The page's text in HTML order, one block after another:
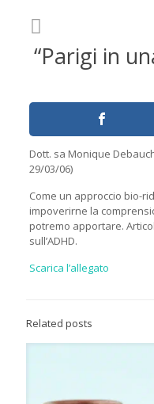
“Parigi in
Dott. sa Monique
29/03/06)
Come un approccio bio-
impoverirne la
potremo apportare.
sull’ADHD.
Scarica l’allegato
Related posts